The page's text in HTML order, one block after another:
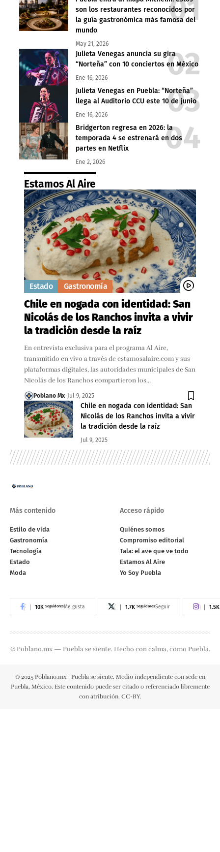
son los restaurantes reconocidos por
la guía gastronómica más famosa del
mundo
May 21, 2026
Julieta Venegas anuncia su gira
“Norteña” con 10 conciertos en México
Ene 16, 2026
Julieta Venegas en Puebla: “Norteña”
llega al Auditorio CCU este 10 de junio
Ene 16, 2026
Bridgerton regresa en 2026: la
temporada 4 se estrenará en dos
partes en Netflix
Ene 2, 2026
Estamos Al Aire
Estado Gastronomía
Chile en nogada con identidad: San
Nicolás de los Ranchos invita a vivir
la tradición desde la raíz
En entrevista exclusiva para el programa Al Aire,
transmitido en vivo a través de estamosalaire.com y sus
plataformas digitales, las autoridades municipales de San
Nicolás de los Ranchos compartieron los…
Poblano Mx Jul 9, 2025
Chile en nogada con identidad: San
Nicolás de los Ranchos invita a vivir
la tradición desde la raíz
Jul 9, 2025
Más contenido
Estilo de vida
Gastronomía
Tecnología
Estado
Moda
Acceso rápido
Quiénes somos
Compromiso editorial
Tala: el ave que ve todo
Estamos Al Aire
Yo Soy Puebla
10K SeguidoresMe gusta 1.7K SeguidoresSeguir 1.5K
© Poblano.mx — Puebla se siente. Hecho con calma, como Puebla.
© 2025 Poblano.mx | Puebla se siente. Medio independiente con sede en
Puebla, México. Este contenido puede ser citado o referenciado libremente
con atribución. CC-BY.